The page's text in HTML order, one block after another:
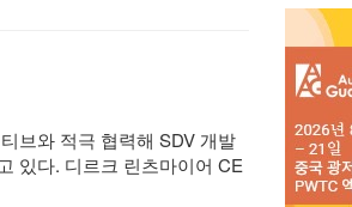
브와 적극 협력해 SDV 개발
있다. 디르크 린츠마이어 CE